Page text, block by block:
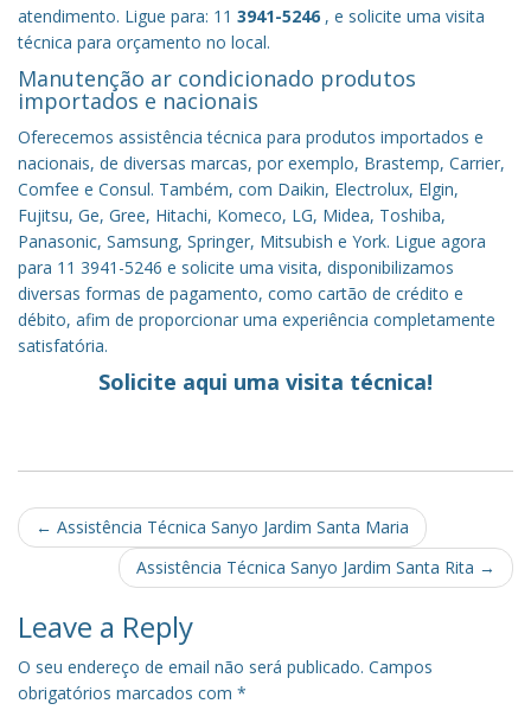
atendimento. Ligue para: 11 3941-5246 , e solicite uma visita
técnica para orçamento no local.
Manutenção ar condicionado produtos
importados e nacionais
Oferecemos assistência técnica para produtos importados e
nacionais, de diversas marcas, por exemplo, Brastemp, Carrier,
Comfee e Consul. Também, com Daikin, Electrolux, Elgin,
Fujitsu, Ge, Gree, Hitachi, Komeco, LG, Midea, Toshiba,
Panasonic, Samsung, Springer, Mitsubish e York. Ligue agora
para 11 3941-5246 e solicite uma visita, disponibilizamos
diversas formas de pagamento, como cartão de crédito e
débito, afim de proporcionar uma experiência completamente
satisfatória.
Solicite aqui uma visita técnica!
Post
navigation
← Assistência Técnica Sanyo Jardim Santa Maria
Assistência Técnica Sanyo Jardim Santa Rita →
Leave a Reply
O seu endereço de email não será publicado. Campos
obrigatórios marcados com *